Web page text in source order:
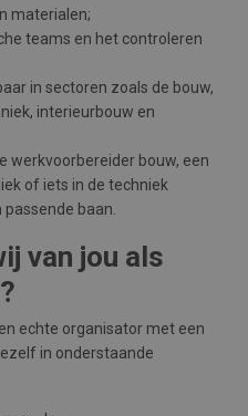
materialen;
teams en het controleren
in sectoren zoals de bouw,
interieurbouw en
werkvoorbereider bouw, een
of iets in de techniek
baan.
van jou als
echte organisator met een
in onderstaande